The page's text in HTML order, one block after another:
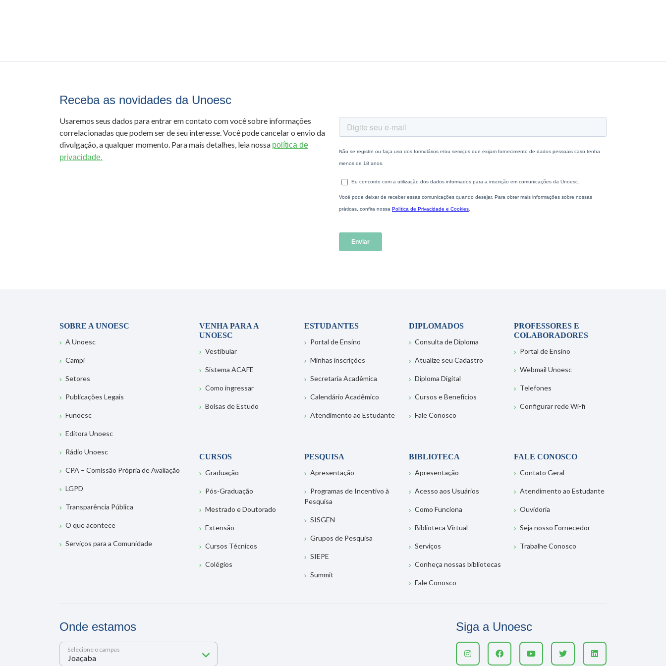
Receba as novidades da Unoesc
Usaremos seus dados para entrar em contato com você sobre informações
correlacionadas que podem ser de seu interesse. Você pode cancelar o envio da
divulgação, a qualquer momento. Para mais detalhes, leia nossa política de
privacidade.
SOBRE A UNOESC
A Unoesc
Campi
Setores
Publicações Legais
Funoesc
Editora Unoesc
Rádio Unoesc
CPA – Comissão Própria de Avaliação
LGPD
Transparência Pública
O que acontece
Serviços para a Comunidade
VENHA PARA A
UNOESC
Vestibular
Sistema ACAFE
Como ingressar
Bolsas de Estudo
ESTUDANTES
Portal de Ensino
Minhas inscrições
Secretaria Acadêmica
Calendário Acadêmico
Atendimento ao Estudante
DIPLOMADOS
Consulta de Diploma
Atualize seu Cadastro
Diploma Digital
Cursos e Benefícios
Fale Conosco
PROFESSORES E
COLABORADORES
Portal de Ensino
Webmail Unoesc
Telefones
Configurar rede Wi-fi
CURSOS
Graduação
Pós-Graduação
Mestrado e Doutorado
Extensão
Cursos Técnicos
Colégios
PESQUISA
Apresentação
Programas de Incentivo à
Pesquisa
SISGEN
Grupos de Pesquisa
SIEPE
Summit
BIBLIOTECA
Apresentação
Acesso aos Usuários
Como Funciona
Biblioteca Virtual
Serviços
Conheça nossas bibliotecas
Fale Conosco
FALE CONOSCO
Contato Geral
Atendimento ao Estudante
Ouvidoria
Seja nosso Fornecedor
Trabalhe Conosco
Onde estamos
Selecione o campus
Siga a Unoesc